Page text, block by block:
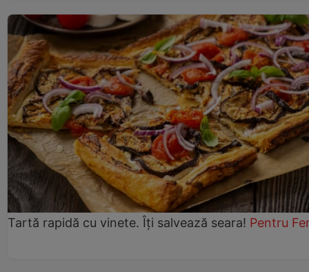
Tartă rapidă cu vinete. Îți salvează seara! Pentru